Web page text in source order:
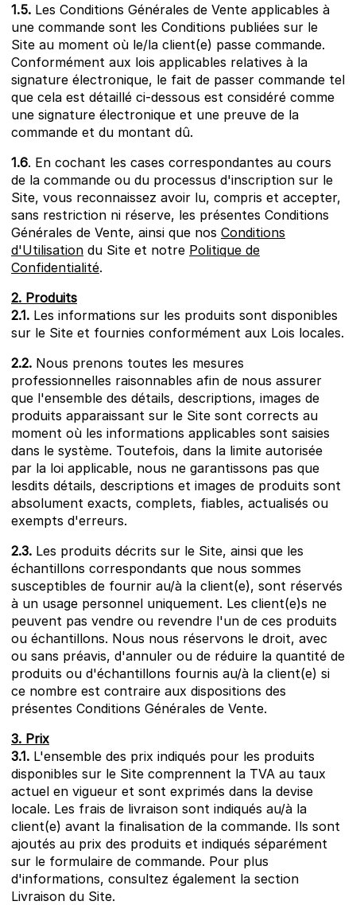
1.5. Les Conditions Générales de Vente applicables à
une commande sont les Conditions publiées sur le
Site au moment où le/la client(e) passe commande.
Conformément aux lois applicables relatives à la
signature électronique, le fait de passer commande tel
que cela est détaillé ci-dessous est considéré comme
une signature électronique et une preuve de la
commande et du montant dû.
1.6. En cochant les cases correspondantes au cours
de la commande ou du processus d'inscription sur le
Site, vous reconnaissez avoir lu, compris et accepter,
sans restriction ni réserve, les présentes Conditions
Générales de Vente, ainsi que nos Conditions
d'Utilisation du Site et notre Politique de
Confidentialité.
2. Produits
2.1. Les informations sur les produits sont disponibles
sur le Site et fournies conformément aux Lois locales.
2.2. Nous prenons toutes les mesures
professionnelles raisonnables afin de nous assurer
que l'ensemble des détails, descriptions, images de
produits apparaissant sur le Site sont corrects au
moment où les informations applicables sont saisies
dans le système. Toutefois, dans la limite autorisée
par la loi applicable, nous ne garantissons pas que
lesdits détails, descriptions et images de produits sont
absolument exacts, complets, fiables, actualisés ou
exempts d'erreurs.
2.3. Les produits décrits sur le Site, ainsi que les
échantillons correspondants que nous sommes
susceptibles de fournir au/à la client(e), sont réservés
à un usage personnel uniquement. Les client(e)s ne
peuvent pas vendre ou revendre l'un de ces produits
ou échantillons. Nous nous réservons le droit, avec
ou sans préavis, d'annuler ou de réduire la quantité de
produits ou d'échantillons fournis au/à la client(e) si
ce nombre est contraire aux dispositions des
présentes Conditions Générales de Vente.
3. Prix
3.1. L'ensemble des prix indiqués pour les produits
disponibles sur le Site comprennent la TVA au taux
actuel en vigueur et sont exprimés dans la devise
locale. Les frais de livraison sont indiqués au/à la
client(e) avant la finalisation de la commande. Ils sont
ajoutés au prix des produits et indiqués séparément
sur le formulaire de commande. Pour plus
d'informations, consultez également la section
Livraison du Site.